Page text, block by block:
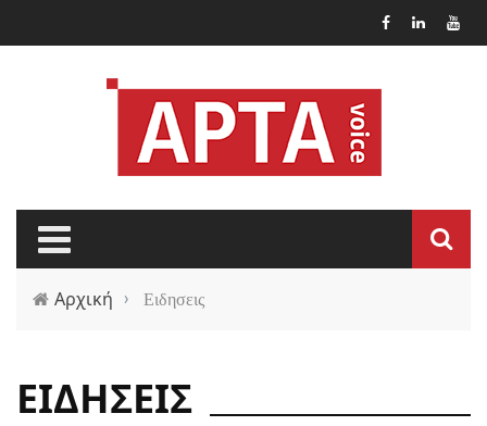
Αρχική › Ειδησεις
ΕΙΔΗΣΕΙΣ